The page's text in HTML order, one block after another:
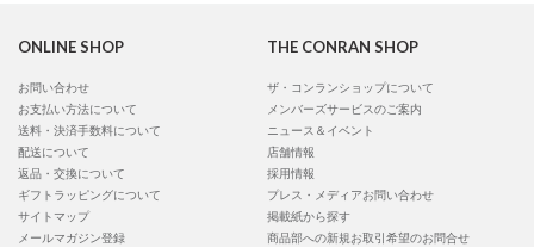
ONLINE SHOP
お問い合わせ
お支払い方法について
送料・決済手数料について
配送について
返品・交換について
ギフトラッピングについて
サイトマップ
メールマガジン登録
THE CONRAN SHOP
ザ・コンランショップについて
メンバーズサービスのご案内
ニュース＆イベント
店舗情報
採用情報
プレス・メディアお問い合わせ
掲載紙から探す
商品部への新規お取引希望のお問合せ